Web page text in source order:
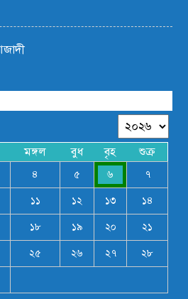
মঙ্গল বুধ বৃহ শুক্র
৪ ৫ ৬ ৭
১১ ১২ ১৩ ১৪
১৮ ১৯ ২০ ২১
২৫ ২৬ ২৭ ২৮